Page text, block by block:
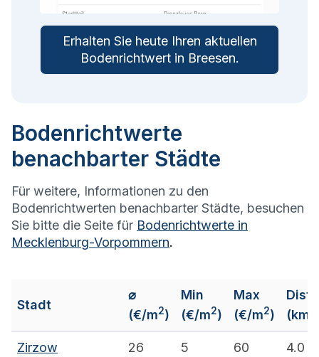
Erhalten Sie heute Ihren aktuellen
Bodenrichtwert in Breesen.
Bodenrichtwerte
benachbarter Städte
Für weitere, Informationen zu den
Bodenrichtwerten benachbarter Städte, besuchen
Sie bitte die Seite für Bodenrichtwerte in
Mecklenburg-Vorpommern.
Stadt
⌀
(€/m2)
Min
(€/m2)
Max
(€/m2)
(km)
Zirzow 26 5 60 4.0